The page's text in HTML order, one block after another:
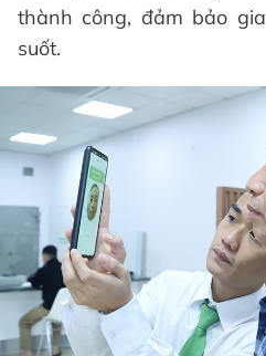
thành công, đảm bảo
suốt.